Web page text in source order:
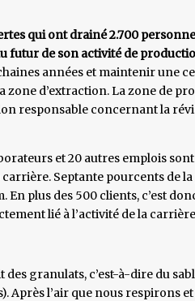
qui ont drainé 2.700
futur de son activité de
années et maintenir une
zone d’extraction. La zone de
responsable concernant la
et 20 autres emplois
carrière. Septante pourcents de
plus des 500 clients, c’est
lié à l’activité de la
granulats, c’est-à-dire du
Après l’air que nous respirons et